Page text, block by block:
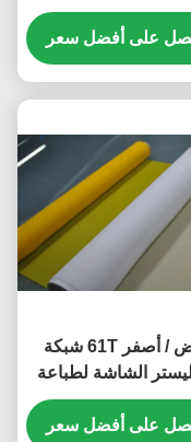
لتصفية المياه
على أفضل سعر
أبيض / أصفر 61T شبكة
الشاشة لطباعة
الدوائر المطبوعة
على أفضل سعر